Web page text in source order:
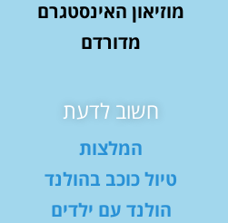
מוזיאון האינסטגרם
מדורדם
חשוב לדעת
המלצות
טיול כוכב בהולנד
הולנד עם ילדים